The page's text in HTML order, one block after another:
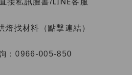
接私訊臉書/
焙找材料（點擊連結）
：0966-005-850